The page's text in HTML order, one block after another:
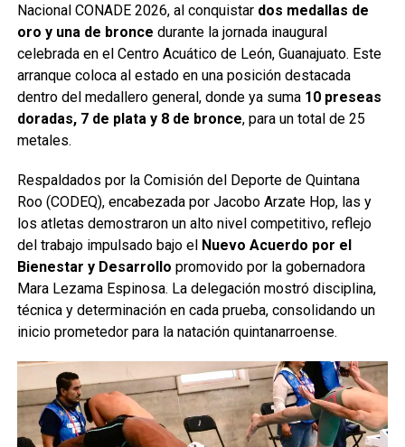
Nacional CONADE 2026, al conquistar dos medallas de
oro y una de bronce durante la jornada inaugural
celebrada en el Centro Acuático de León, Guanajuato. Este
arranque coloca al estado en una posición destacada
dentro del medallero general, donde ya suma 10 preseas
doradas, 7 de plata y 8 de bronce, para un total de 25
metales.
Respaldados por la Comisión del Deporte de Quintana
Roo (CODEQ), encabezada por Jacobo Arzate Hop, las y
los atletas demostraron un alto nivel competitivo, reflejo
del trabajo impulsado bajo el Nuevo Acuerdo por el
Bienestar y Desarrollo promovido por la gobernadora
Mara Lezama Espinosa. La delegación mostró disciplina,
técnica y determinación en cada prueba, consolidando un
inicio prometedor para la natación quintanarroense.